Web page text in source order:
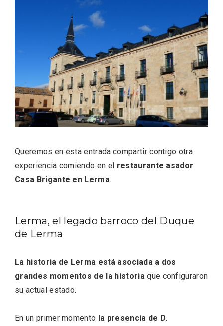
Queremos en esta entrada compartir contigo otra
experiencia comiendo en el restaurante asador
Casa Brigante en Lerma.
Lerma, el legado barroco del Duque
de Lerma
La historia de Lerma está asociada a dos
grandes momentos de la historiaque configuraron
su actual estado.
En un primer momento la presencia de D.
Ultimas entradas
Fiesta de los Fueros 2026 de Sepúlveda
y Feria de Artesanía